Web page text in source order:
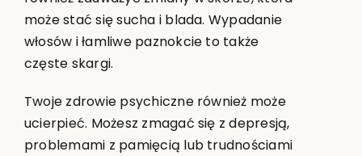
może stać się sucha i blada. Wypadanie
włosów i łamliwe paznokcie to także
częste skargi.
Twoje zdrowie psychiczne również może
ucierpieć. Możesz zmagać się z depresją,
problemami z pamięcią lub trudnościami